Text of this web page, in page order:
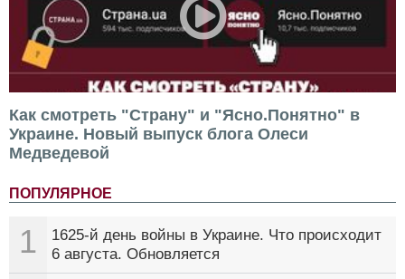
Как смотреть "Страну" и "Ясно.Понятно" в
Украине. Новый выпуск блога Олеси
Медведевой
ПОПУЛЯРНОЕ
1
1625-й день войны в Украине. Что происходит
6 августа. Обновляется